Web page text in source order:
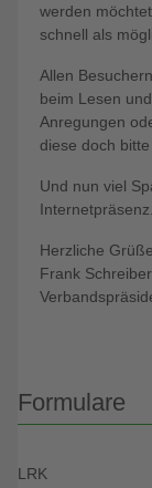
werden
schnell als
Allen
beim Lesen
Anregungen
diese doch bitte
Und nun viel
Internetpräsenz.
Herzliche Grüße
Frank Schreiber
Formulare
LRK